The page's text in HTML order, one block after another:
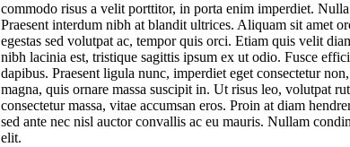
commodo risus a velit porttitor, in porta enim imperdiet.
Praesent interdum nibh at blandit ultrices. Aliquam sit amet
egestas sed volutpat ac, tempor quis orci. Etiam quis velit
nibh lacinia est, tristique sagittis ipsum ex ut odio. Fusce
dapibus. Praesent ligula nunc, imperdiet eget consectetur
magna, quis ornare massa suscipit in. Ut risus leo, volutpat
consectetur massa, vitae accumsan eros. Proin at diam
sed ante nec nisl auctor convallis ac eu mauris. Nullam
elit.